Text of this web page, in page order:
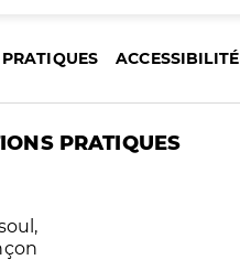
ACCESSIBILITÉ
PRATIQUES